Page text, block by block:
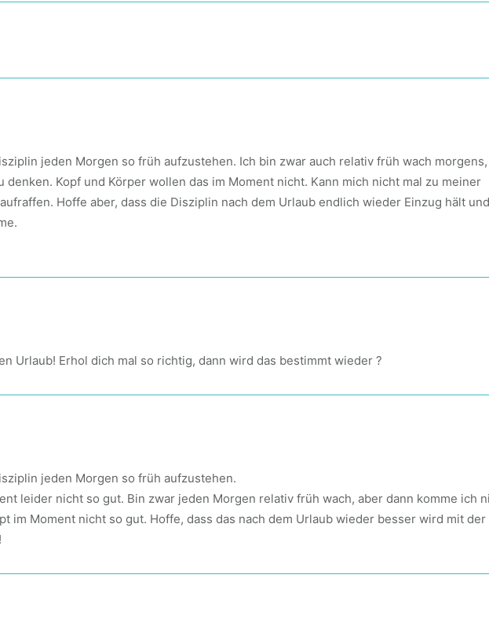
jeden Morgen so früh aufzustehen. Ich bin zwar auch relativ früh wach morgens,
denken. Kopf und Körper wollen das im Moment nicht. Kann mich nicht mal zu meiner
Hoffe aber, dass die Disziplin nach dem Urlaub endlich wieder Einzug hält
Urlaub! Erhol dich mal so richtig, dann wird das bestimmt wieder ?
jeden Morgen so früh aufzustehen.
leider nicht so gut. Bin zwar jeden Morgen relativ früh wach, aber dann komme ich
im Moment nicht so gut. Hoffe, dass das nach dem Urlaub wieder besser wird mit